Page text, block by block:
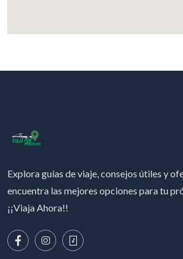
Explora guías de viaje, consejos útiles y
encuentra las mejores opciones para tu
¡¡Viaja Ahora!!